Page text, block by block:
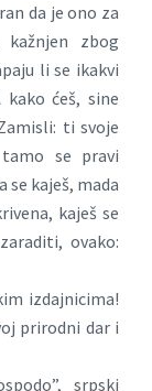
da je ono za
zbog
li se ikakvi
ćeš, sine
ti svoje
se pravi
se kaješ, mada
kaješ se
ovako:
izdajnicima!
prirodni dar i
srpski